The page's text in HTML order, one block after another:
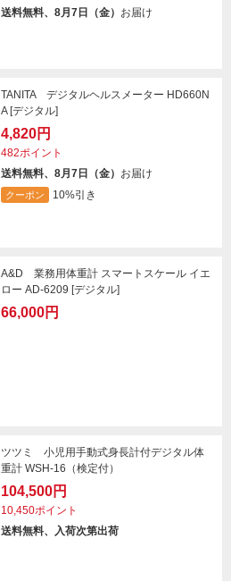
送料無料、8月7日（金） お届け
TANITA デジタルヘルスメーター HD660N
A [デジタル]
4,820円
482ポイント
送料無料、8月7日（金） お届け
クーポン 10%引き
A&D 業務用体重計 スマートスケール イエ
ロー AD-6209 [デジタル]
66,000円
ツツミ 小児用手動式身長計付デジタル体
重計 WSH-16（検定付）
104,500円
10,450ポイント
送料無料、入荷次第出荷